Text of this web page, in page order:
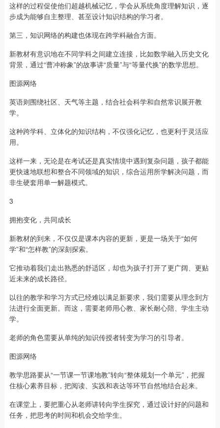
这样的过程促使他们超越机械记忆，学会从系统角度理解知识，逐
步成为能够自主整理、甚至设计知识结构的学习者。
第三，知识网络的构建也体现在跨学科融合方面。
新教材有意识地在不同学科之间建立连接，比如数学融入历史文化
背景，通过“曹冲称象”的故事讲“质量”与“等量代换”的数学思想。
图源网络
英语则围绕社区、天气等主题，结合社会科学和自然常识展开教
学。
这种跨学科、立体化的知识结构，不仅强化记忆，也更利于灵活应
用。
这样一来，无论是在考试还是真实情境中遇到复杂问题，孩子都能
更快速地联想和整合不同领域的知识，综合运用所学解决问题，而
非生硬套用单一解题模式。
3
拥抱变化，共同成长
新教材的到来，不仅仅是课本内容的更新，更是一场关于“如何
学”和“怎样教”的深刻探索。
它推动着我们走出熟悉的舒适区，却也为孩子打开了更广阔、更贴
近未来的成长路径。
以往的教学和学习方式已经难以满足新要求，我们需要从理念到方
法进行全面更新。而这，需要老师用心教、家长耐心陪、学生主动
学。
老师的角色需要从单纯的知识传授者转变为学习的引导者。
图源网络
教学思路要从“一节课一节课地教”转向“整体规划一个单元”，把握
住核心素养目标，把阅读、实践和表达等环节自然地结合起来。
在课堂上，要把重心从老师讲转向学生探究，通过设计好的问题和
任务，把思考的时间和机会交给学生。